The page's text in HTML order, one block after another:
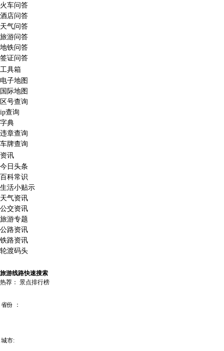
火车问答
酒店问答
天气问答
旅游问答
地铁问答
签证问答
工具箱
电子地图
国际地图
区号查询
ip查询
字典
违章查询
车牌查询
资讯
今日头条
百科常识
生活小贴示
天气资讯
公交资讯
旅游专题
公路资讯
铁路资讯
轮渡码头
旅游线路快速搜索
热荐： 景点排行榜
省份 ：
城市: